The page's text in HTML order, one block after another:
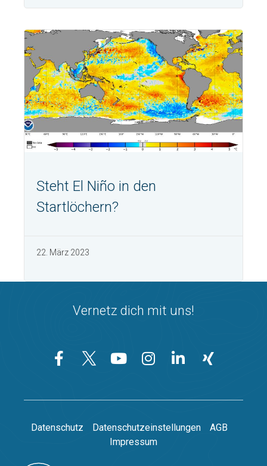
Steht El Niño in den
Startlöchern?
22. März 2023
Vernetz dich mit uns!
Datenschutz Datenschutzeinstellungen
AGB
Impressum